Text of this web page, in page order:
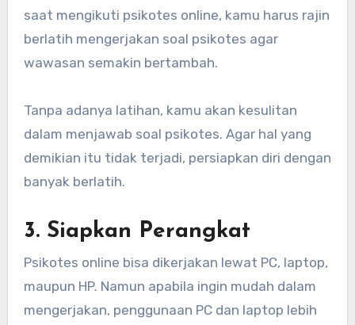
saat mengikuti psikotes online, kamu harus rajin
berlatih mengerjakan soal psikotes agar
wawasan semakin bertambah.
Tanpa adanya latihan, kamu akan kesulitan
dalam menjawab soal psikotes. Agar hal yang
demikian itu tidak terjadi, persiapkan diri dengan
banyak berlatih.
3. Siapkan Perangkat
Psikotes online bisa dikerjakan lewat PC, laptop,
maupun HP. Namun apabila ingin mudah dalam
mengerjakan, penggunaan PC dan laptop lebih